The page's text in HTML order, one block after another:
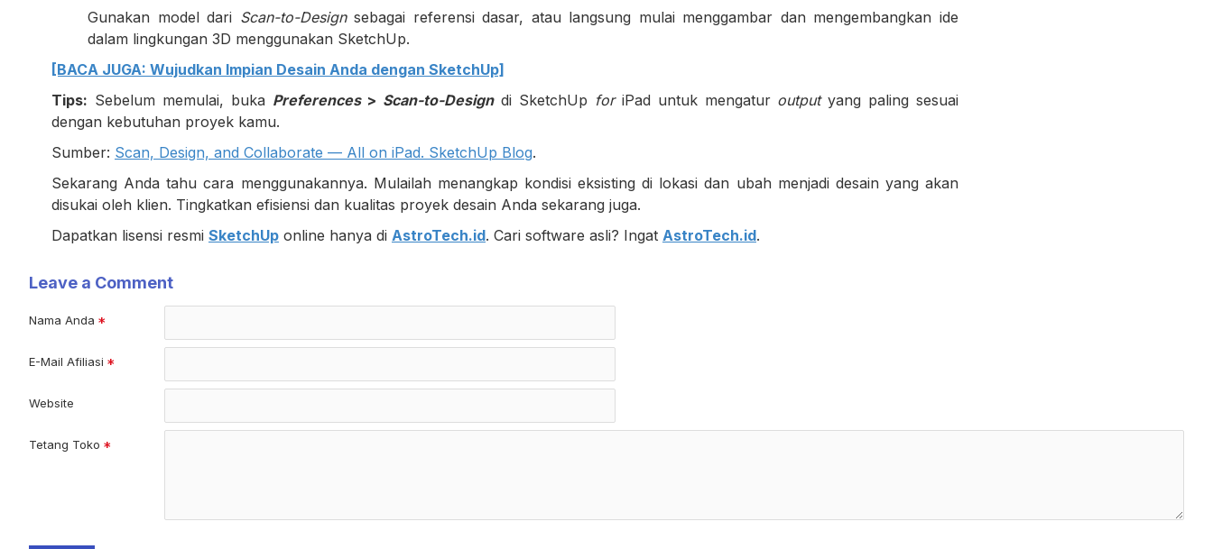
Gunakan model dari Scan-to-Designsebagai referensi dasar, atau langsung mulai menggambar dan mengembangkan ide
dalam lingkungan 3D menggunakan SketchUp.
[BACA JUGA: Wujudkan Impian Desain Anda dengan SketchUp]
Tips: Sebelum memulai, buka Preferences > Scan-to-Designdi SketchUp for iPad untuk mengatur outputyang paling sesuai
dengan kebutuhan proyek kamu.
Sumber: Scan, Design, and Collaborate — All on iPad. SketchUp Blog.
Sekarang Anda tahu cara menggunakannya. Mulailah menangkap kondisi eksisting di lokasi dan ubah menjadi desain yang akan
disukai oleh klien. Tingkatkan efisiensi dan kualitas proyek desain Anda sekarang juga.
Dapatkan lisensi resmi SketchUp online hanya di AstroTech.id. Cari software asli? Ingat AstroTech.id.
Leave a Comment
Nama Anda
E-Mail Afiliasi
Website
Tetang Toko